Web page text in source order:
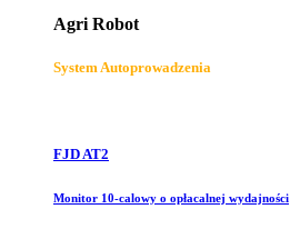
Agri Robot
System Autoprowadzenia
FJD AT2
Monitor 10-calowy o opłacalnej wydajności